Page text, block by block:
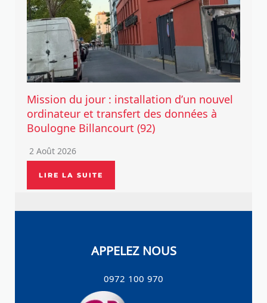
Mission du jour : installation d’un nouvel
ordinateur et transfert des données à
Boulogne Billancourt (92)
2 Août 2026
LIRE LA SUITE
APPELEZ NOUS
0972 100 970